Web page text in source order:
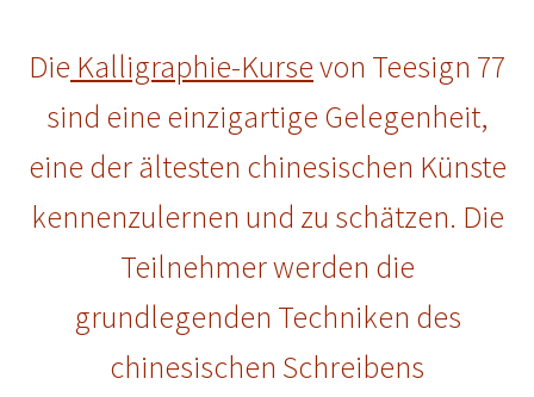
Die Kalligraphie-Kursevon Teesign 77
sind eine einzigartige Gelegenheit,
eine der ältesten chinesischen Künste
kennenzulernen und zu schätzen. Die
Teilnehmer werden die
grundlegenden Techniken des
chinesischen Schreibens